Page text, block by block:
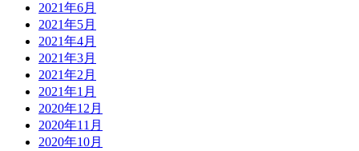
2021年6月
2021年5月
2021年4月
2021年3月
2021年2月
2021年1月
2020年12月
2020年11月
2020年10月